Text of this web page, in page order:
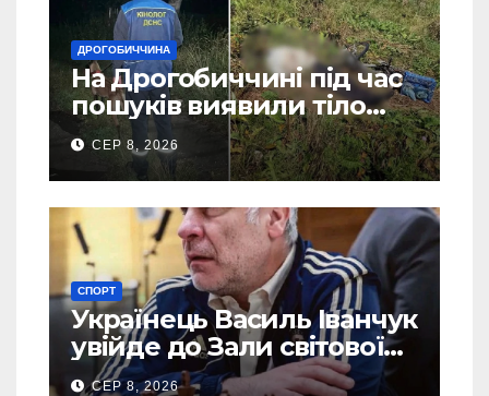
ДРОГОБИЧЧИНА
На Дрогобиччині під час
пошуків виявили тіло
зниклого чоловіка (Фото)
СЕР 8, 2026
СПОРТ
Українець Василь Іванчук
увійде до Зали світової
шахової слави
СЕР 8, 2026